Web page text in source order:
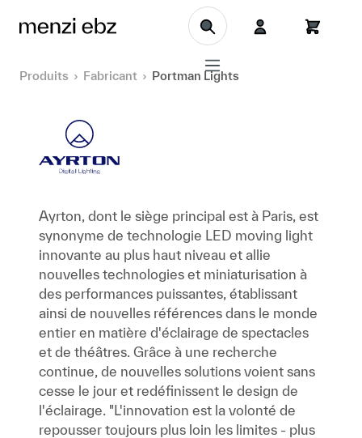
Aller au contenu principal
Produits Fabricant Portman Lights
Ayrton, dont le siège principal est à Paris, est
synonyme de technologie LED moving light
innovante au plus haut niveau et allie
nouvelles technologies et miniaturisation à
des performances puissantes, établissant
ainsi de nouvelles références dans le monde
entier en matière d'éclairage de spectacles
et de théâtres. Grâce à une recherche
continue, de nouvelles solutions voient sans
cesse le jour et redéfinissent le design de
l'éclairage. "L'innovation est la volonté de
repousser toujours plus loin les limites - plus